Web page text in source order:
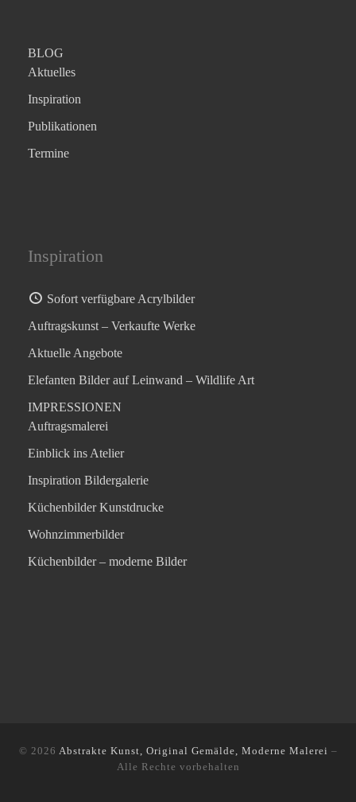
BLOG
Aktuelles
Inspiration
Publikationen
Termine
Inspiration
Sofort verfügbare Acrylbilder
Auftragskunst – Verkaufte Werke
Aktuelle Angebote
Elefanten Bilder auf Leinwand – Wildlife Art
IMPRESSIONEN
Auftragsmalerei
Einblick ins Atelier
Inspiration Bildergalerie
Küchenbilder Kunstdrucke
Wohnzimmerbilder
Küchenbilder – moderne Bilder
© 2026 Abstrakte Kunst, Original Gemälde, Moderne Malerei –
Alle Rechte vorbehalten